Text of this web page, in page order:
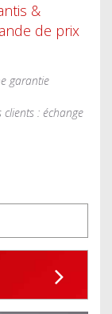
&
de prix
garantie
: échange